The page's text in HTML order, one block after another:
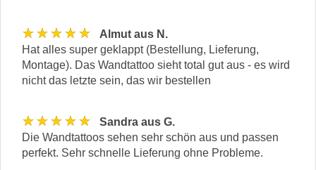
★★★★★
Almut aus N.
Hat alles super geklappt (Bestellung, Lieferung,
Montage). Das Wandtattoo sieht total gut aus - es wird
nicht das letzte sein, das wir bestellen
★★★★★
Sandra aus G.
Die Wandtattoos sehen sehr schön aus und passen
perfekt. Sehr schnelle Lieferung ohne Probleme.